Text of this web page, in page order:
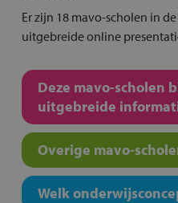
Er zijn 18 mavo-scholen in
uitgebreide online
Deze mavo-scholen
uitgebreide
Overige mavo-
Welk